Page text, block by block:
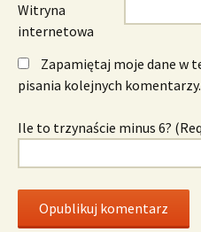
Witryna
internetowa
Zapamiętaj moje dane w
pisania kolejnych komentarzy.
Ile to trzynaście minus 6?